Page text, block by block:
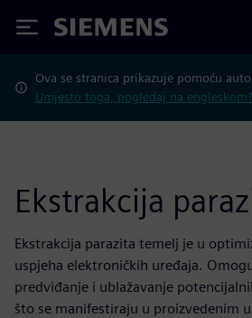
Siemens
Ova se stranica prikazuje pomoću
Umjesto toga, pogledaj na engleskom?
Ekstrakcija
Ekstrakcija parazita temelj je u
uspjeha elektroničkih uređaja.
predviđanje i ublažavanje
što se manifestiraju u proizvedenim